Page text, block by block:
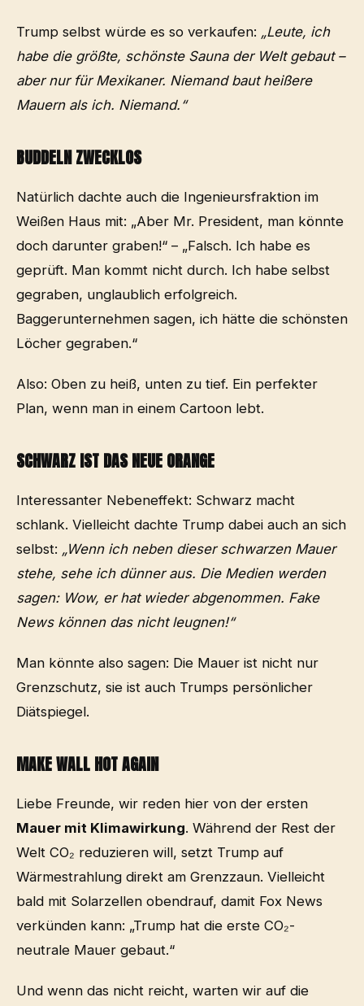
Trump selbst würde es so verkaufen: „Leute, ich
habe die größte, schönste Sauna der Welt gebaut –
aber nur für Mexikaner. Niemand baut heißere
Mauern als ich. Niemand.“
BUDDELN ZWECKLOS
Natürlich dachte auch die Ingenieursfraktion im
Weißen Haus mit: „Aber Mr. President, man könnte
doch darunter graben!“ – „Falsch. Ich habe es
geprüft. Man kommt nicht durch. Ich habe selbst
gegraben, unglaublich erfolgreich.
Baggerunternehmen sagen, ich hätte die schönsten
Löcher gegraben.“
Also: Oben zu heiß, unten zu tief. Ein perfekter
Plan, wenn man in einem Cartoon lebt.
SCHWARZ IST DAS NEUE ORANGE
Interessanter Nebeneffekt: Schwarz macht
schlank. Vielleicht dachte Trump dabei auch an sich
selbst: „Wenn ich neben dieser schwarzen Mauer
stehe, sehe ich dünner aus. Die Medien werden
sagen: Wow, er hat wieder abgenommen. Fake
News können das nicht leugnen!“
Man könnte also sagen: Die Mauer ist nicht nur
Grenzschutz, sie ist auch Trumps persönlicher
Diätspiegel.
MAKE WALL HOT AGAIN
Liebe Freunde, wir reden hier von der ersten
Mauer mit Klimawirkung. Während der Rest der
Welt CO₂ reduzieren will, setzt Trump auf
Wärmestrahlung direkt am Grenzzaun. Vielleicht
bald mit Solarzellen obendrauf, damit Fox News
verkünden kann: „Trump hat die erste CO₂-
neutrale Mauer gebaut.“
Und wenn das nicht reicht, warten wir auf die